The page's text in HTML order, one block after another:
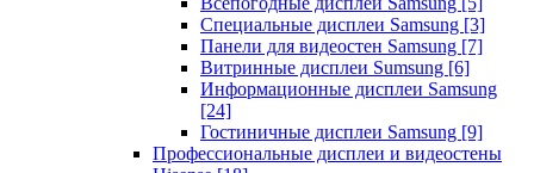
Специальные дисплеи Samsung [3]
Панели для видеостен Samsung [7]
Витринные дисплеи Sumsung [6]
Информационные дисплеи Samsung
[24]
Гостиничные дисплеи Samsung [9]
Профессиональные дисплеи и видеостены